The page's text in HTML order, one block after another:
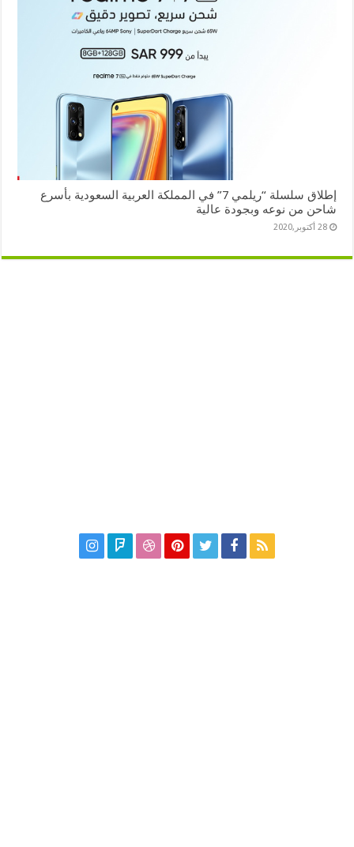
إطلاق سلسلة “ريلمي 7” في المملكة العربية السعودية بأسرع
شاحن من نوعه وبجودة عالية
28 أكتوبر,2020